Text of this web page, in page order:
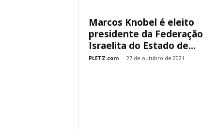
Marcos Knobel é eleito
presidente da Federação
Israelita do Estado de...
PLETZ.com - 27 de outubro de 2021